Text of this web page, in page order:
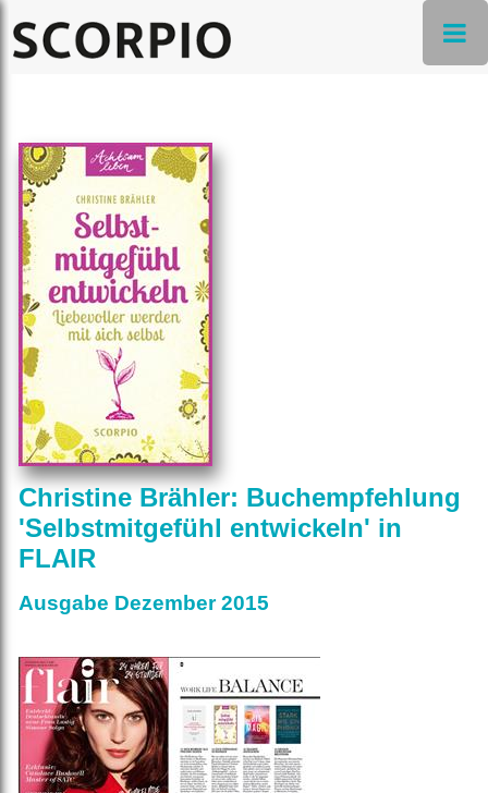
Christine Brähler: Buchempfehlung
'Selbstmitgefühl entwickeln' in
FLAIR
Ausgabe Dezember 2015